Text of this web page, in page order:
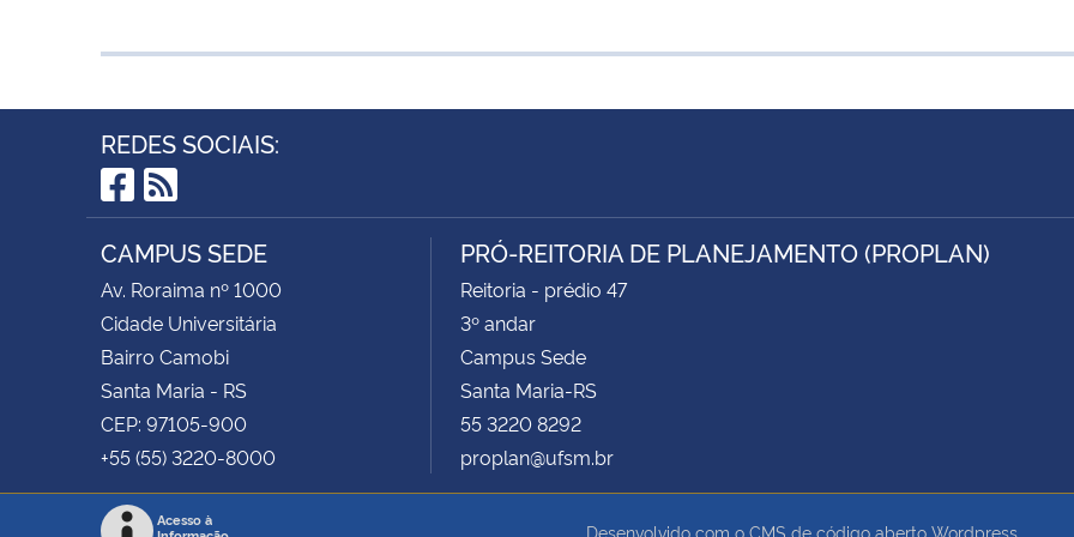
REDES SOCIAIS:
Facebook
RSS
CAMPUS SEDE
Av. Roraima nº 1000
Cidade Universitária
Bairro Camobi
Santa Maria - RS
CEP: 97105-900
+55 (55) 3220-8000
PRÓ-REITORIA DE PLANEJAMENTO (PROPLAN)
Reitoria - prédio 47
3º andar
Campus Sede
Santa Maria-RS
55 3220 8292
proplan@ufsm.br
Acesso à
Desenvolvido com o CMS de código aberto Wordpress